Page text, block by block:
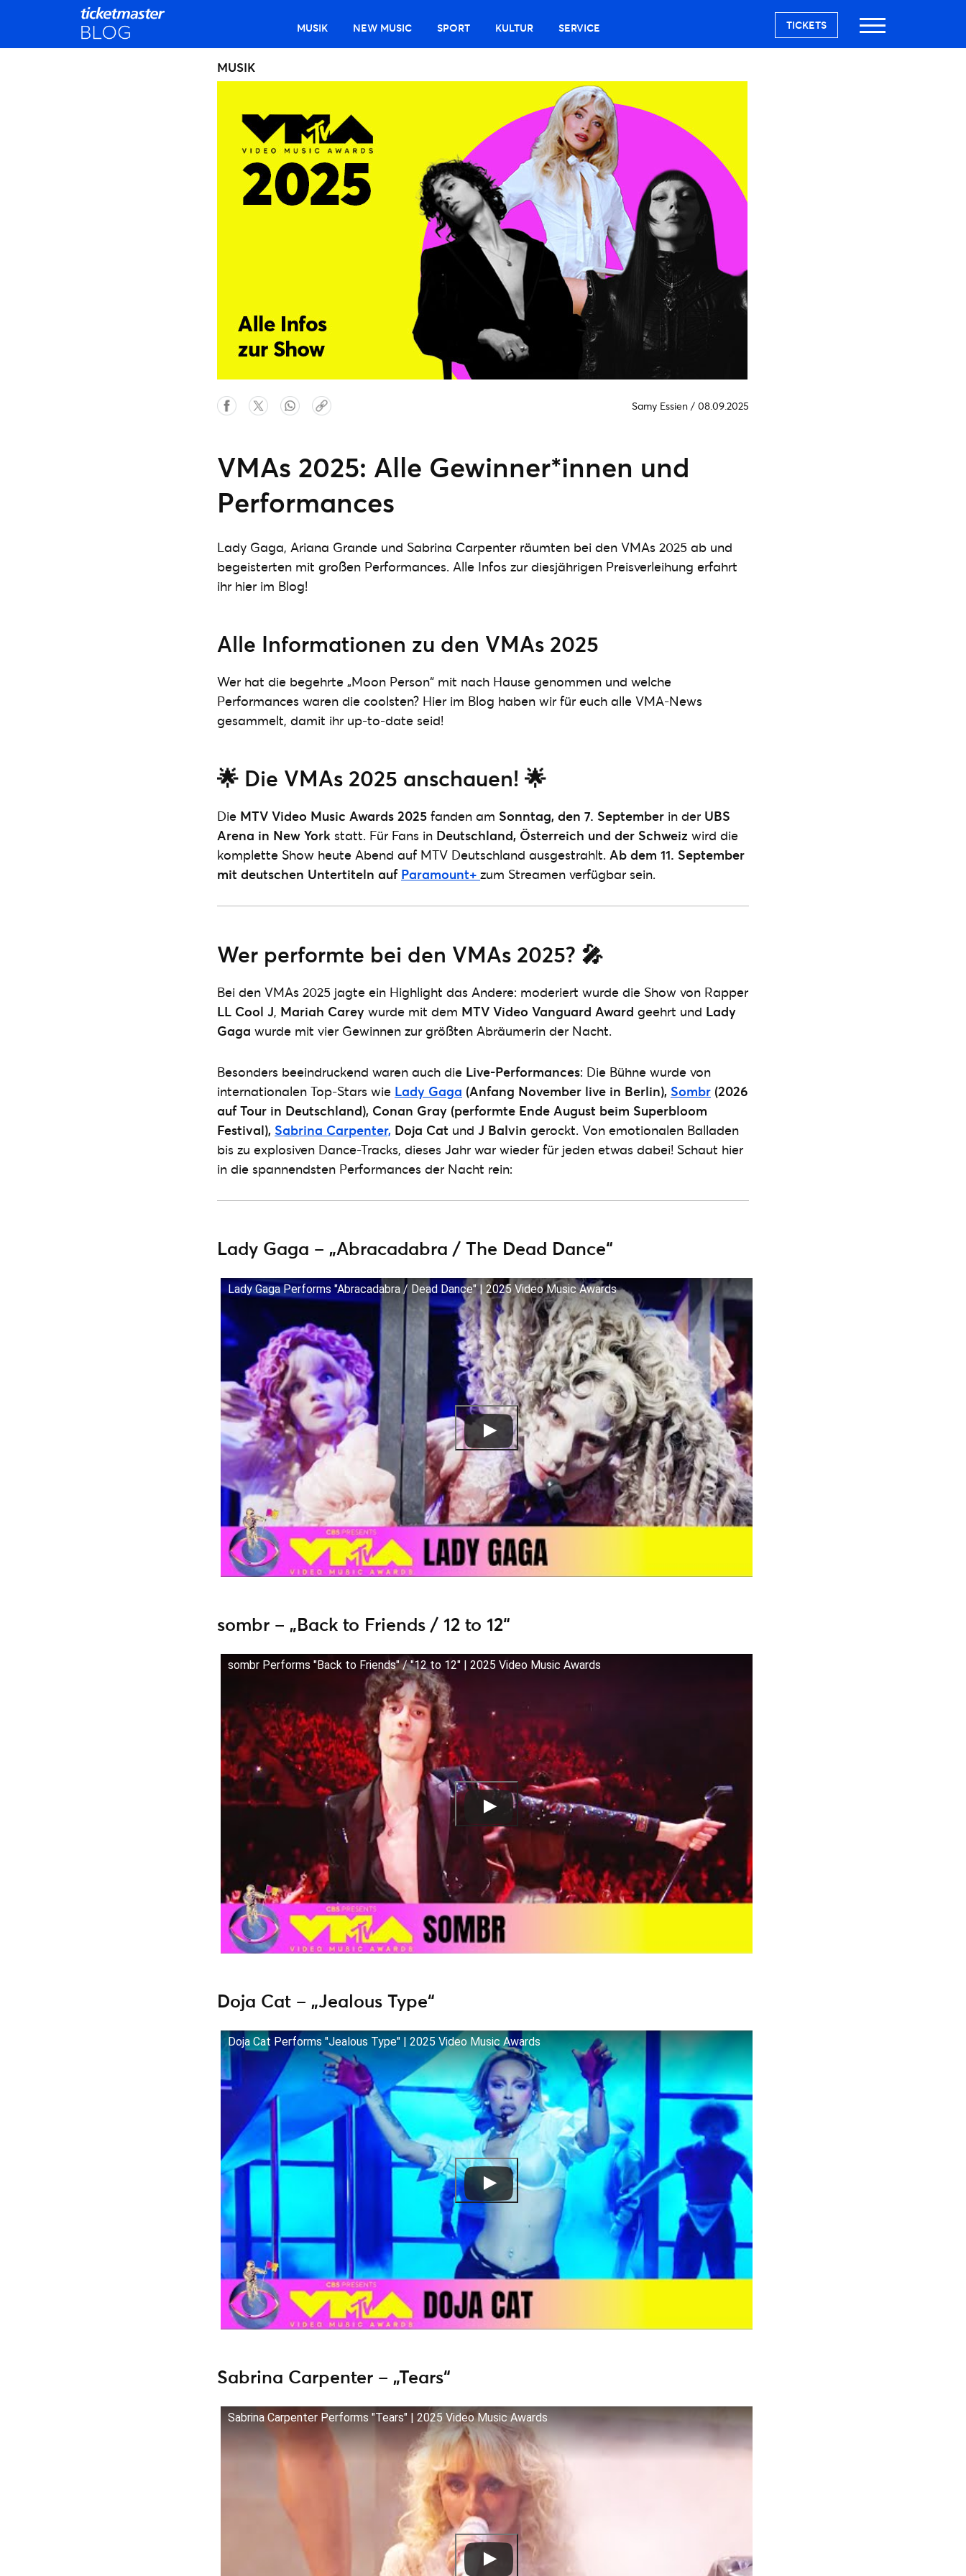
MUSIK NEW MUSIC SPORT KULTUR SERVICE TICKETS
MUSIK
Samy Essien / 08.09.2025
VMAs 2025: Alle Gewinner*innen und
Performances
Lady Gaga, Ariana Grande und Sabrina Carpenter räumten bei den VMAs 2025 ab und
begeisterten mit großen Performances. Alle Infos zur diesjährigen Preisverleihung erfahrt
ihr hier im Blog!
Alle Informationen zu den VMAs 2025
Wer hat die begehrte „Moon Person“ mit nach Hause genommen und welche
Performances waren die coolsten? Hier im Blog haben wir für euch alle VMA-News
gesammelt, damit ihr up-to-date seid!
🌟 Die VMAs 2025 anschauen! 🌟
Die MTV Video Music Awards 2025 fanden am Sonntag, den 7. September in der UBS
Arena in New York statt. Für Fans in Deutschland, Österreich und der Schweiz wird die
komplette Show heute Abend auf MTV Deutschland ausgestrahlt. Ab dem 11. September
mit deutschen Untertiteln auf Paramount+ zum Streamen verfügbar sein.
Wer performte bei den VMAs 2025? 🎤
Bei den VMAs 2025 jagte ein Highlight das Andere: moderiert wurde die Show von Rapper
LL Cool J, Mariah Carey wurde mit dem MTV Video Vanguard Award geehrt und Lady
Gaga wurde mit vier Gewinnen zur größten Abräumerin der Nacht.
Besonders beeindruckend waren auch die Live-Performances: Die Bühne wurde von
internationalen Top-Stars wie Lady Gaga (Anfang November live in Berlin), Sombr (2026
auf Tour in Deutschland), Conan Gray (performte Ende August beim Superbloom
Festival), Sabrina Carpenter, Doja Cat und J Balvin gerockt. Von emotionalen Balladen
bis zu explosiven Dance-Tracks, dieses Jahr war wieder für jeden etwas dabei! Schaut hier
in die spannendsten Performances der Nacht rein:
Lady Gaga – „Abracadabra / The Dead Dance“
Lady Gaga Performs "Abracadabra / Dead Dance" | 2025 Video Music Awards
sombr – „Back to Friends / 12 to 12“
sombr Performs "Back to Friends" / "12 to 12" | 2025 Video Music Awards
Doja Cat – „Jealous Type“
Doja Cat Performs "Jealous Type" | 2025 Video Music Awards
Sabrina Carpenter – „Tears“
Sabrina Carpenter Performs "Tears" | 2025 Video Music Awards